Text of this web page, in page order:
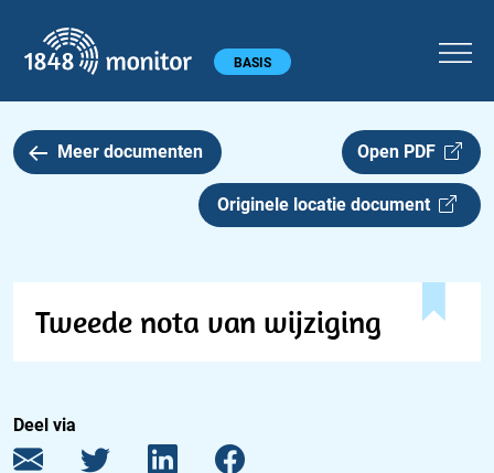
Hoofdmenu BASIS
Meer documenten Open PDF
Originele locatie document
Tweede nota van wijziging
Deel via